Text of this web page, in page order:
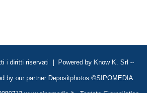
i diritti riservati | Powered by Know K. Srl --
by our partner Depositphotos ©SIPOMEDIA